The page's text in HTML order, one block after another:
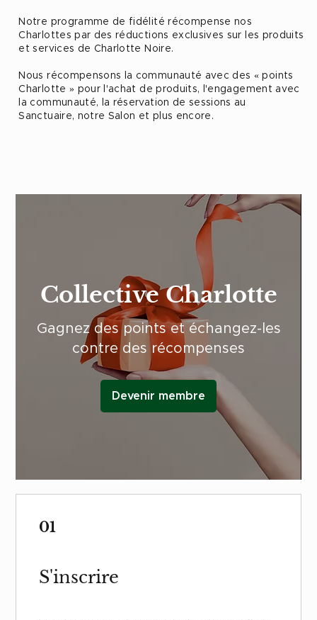
Notre programme de fidélité récompense nos
Charlottes par des réductions exclusives sur les produits
et services de Charlotte Noire.
Nous récompensons la communauté avec des « points
Charlotte » pour l'achat de produits, l'engagement avec
la communauté, la réservation de sessions au
Sanctuaire, notre Salon et plus encore.
Collective Charlotte
Gagnez des points et échangez-les
contre des récompenses
Devenir membre
01
S'inscrire